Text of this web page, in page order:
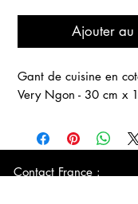
Ajouter au
Gant de cuisine en
Very Ngon - 30 cm x
Contact France :